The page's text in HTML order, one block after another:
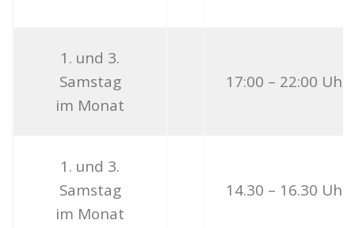
1. und 3.
Samstag
im Monat
17:00 – 22:00 Uhr
1. und 3.
Samstag
im Monat
14.30 – 16.30 Uhr